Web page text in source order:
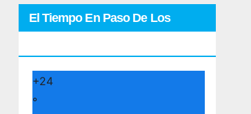
El Tiempo En Paso De Los
+24
°